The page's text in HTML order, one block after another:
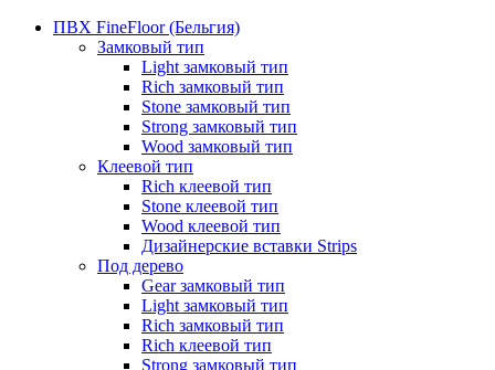
ПВХ FineFloor (Бельгия)
Замковый тип
Light замковый тип
Rich замковый тип
Stone замковый тип
Strong замковый тип
Wood замковый тип
Клеевой тип
Rich клеевой тип
Stone клеевой тип
Wood клеевой тип
Дизайнерские вставки Strips
Под дерево
Gear замковый тип
Light замковый тип
Rich замковый тип
Rich клеевой тип
Strong замковый тип